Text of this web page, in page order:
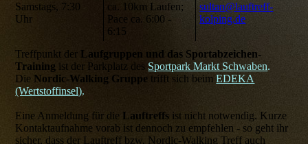
Samstags, 7:30
Uhr
ca. 10km Laufen;
Pace ca. 6:00 -
6:15
sultan@lauftreff-
kolping.de
Treffpunkt der Laufgruppen und das Sportabzeichen-
Training ist der Parkplatz des Sportpark Markt Schwaben.
Die Nordic-Walking Gruppe trifft sich beimEDEKA
(Wertstoffinsel).
Eine Anmeldung für die Lauftreffs ist nicht notwendig. Kurze
Kontaktaufnahme vorab ist dennoch zu empfehlen - so geht ihr
sicher, dass der Lauftreff bzw. Nordic-Walking Treff auch